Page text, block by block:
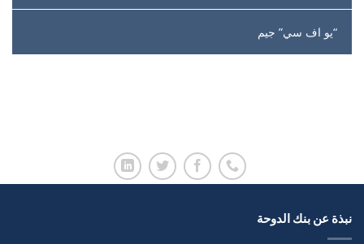
“يو اف سي” جيم
نبذة عن بنك الدوحة